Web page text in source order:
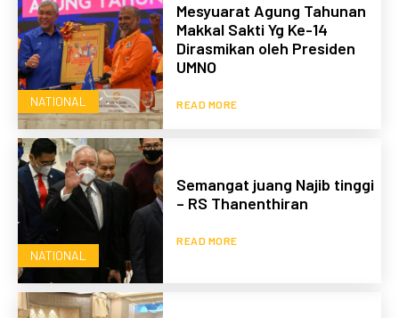
NATIONAL
Mesyuarat Agung Tahunan
Makkal Sakti Yg Ke-14
Dirasmikan oleh Presiden
UMNO
READ MORE
NATIONAL
Semangat juang Najib tinggi
– RS Thanenthiran
READ MORE